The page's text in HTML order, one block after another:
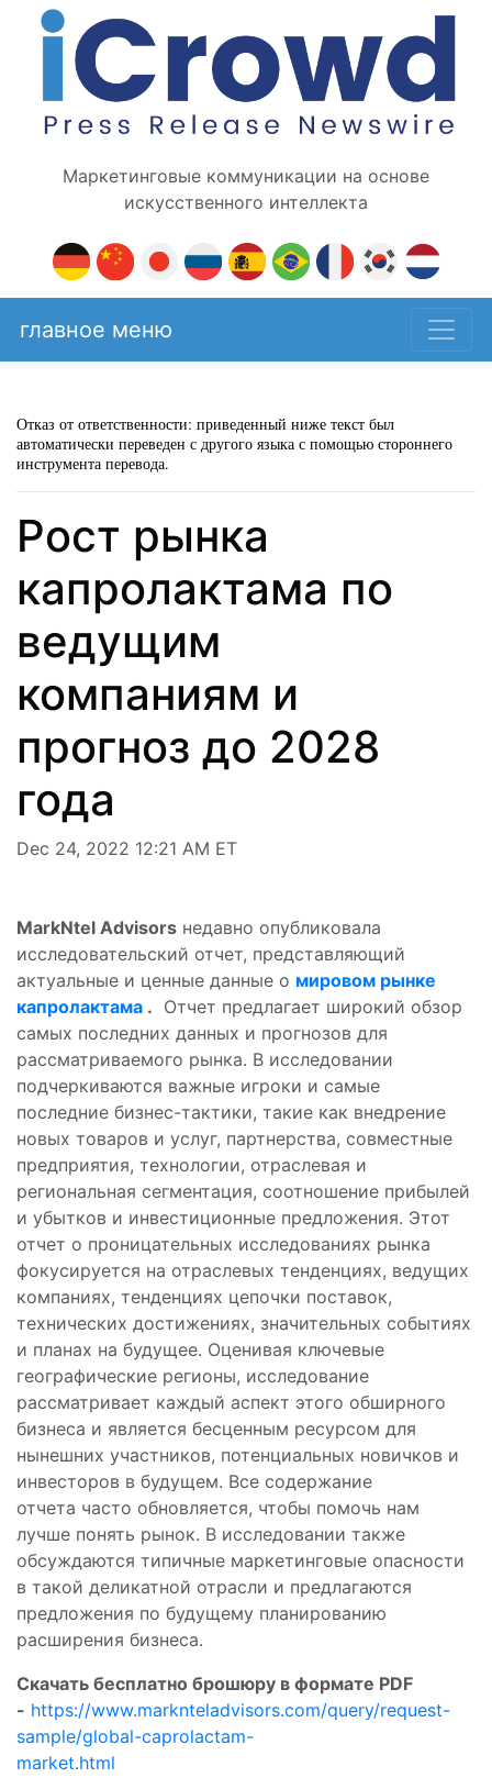
Маркетинговые коммуникации на основе
искусственного интеллекта
главное меню
Отказ от ответственности: приведенный ниже текст был
автоматически переведен с другого языка с помощью стороннего
инструмента перевода.
Рост рынка
капролактама по
ведущим
компаниям и
прогноз до 2028
года
Dec 24, 2022 12:21 AM ET
MarkNtel Advisors недавно опубликовала
исследовательский отчет, представляющий
актуальные и ценные данные о мировом рынке
капролактама . Отчет предлагает широкий обзор
самых последних данных и прогнозов для
рассматриваемого рынка. В исследовании
подчеркиваются важные игроки и самые
последние бизнес-тактики, такие как внедрение
новых товаров и услуг, партнерства, совместные
предприятия, технологии, отраслевая и
региональная сегментация, соотношение прибылей
и убытков и инвестиционные предложения. Этот
отчет о проницательных исследованиях рынка
фокусируется на отраслевых тенденциях, ведущих
компаниях, тенденциях цепочки поставок,
технических достижениях, значительных событиях
и планах на будущее. Оценивая ключевые
географические регионы, исследование
рассматривает каждый аспект этого обширного
бизнеса и является бесценным ресурсом для
нынешних участников, потенциальных новичков и
инвесторов в будущем. Все содержание
отчета часто обновляется, чтобы помочь нам
лучше понять рынок. В исследовании также
обсуждаются типичные маркетинговые опасности
в такой деликатной отрасли и предлагаются
предложения по будущему планированию
расширения бизнеса.
Скачать бесплатно брошюру в формате PDF
- https://www.marknteladvisors.com/query/request-
sample/global-caprolactam-
market.html